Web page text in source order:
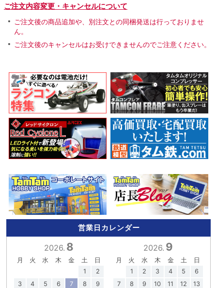
ご注文内容変更・キャンセルについて
ご注文後の商品追加や、別注文との同梱発送は行っておりませ
ん。
ご注文後のキャンセルはお受けできませんのでご注意ください。
営業日カレンダー
2026. 8
月 火 水 木 金 土
日
1
2
3
4 5 6 7 8
9
2026. 9
月 火 水 木 金 土
日
1
2 3 4 5
6
7
8 9 10 11 12
13